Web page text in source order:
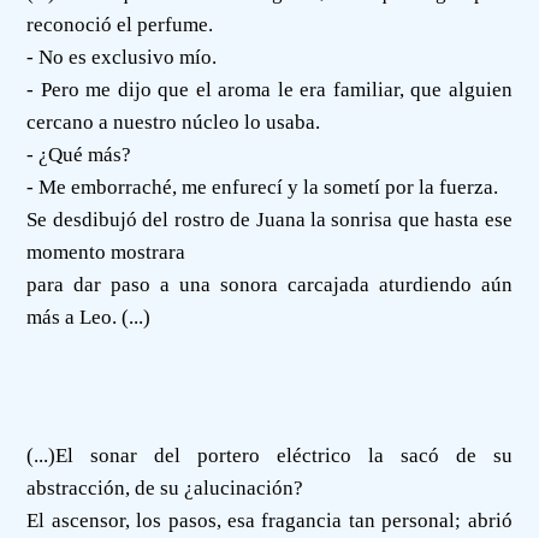
reconoció el perfume.
- No es exclusivo mío.
- Pero me dijo que el aroma le era familiar, que alguien
cercano a nuestro núcleo lo usaba.
- ¿Qué más?
- Me emborraché, me enfurecí y la sometí por la fuerza.
Se desdibujó del rostro de Juana la sonrisa que hasta ese
momento mostrara
para dar paso a una sonora carcajada aturdiendo aún
más a Leo. (...)
(...)El sonar del portero eléctrico la sacó de su
abstracción, de su ¿alucinación?
El ascensor, los pasos, esa fragancia tan personal; abrió